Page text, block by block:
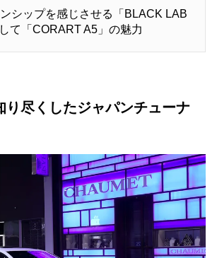
シップを感じさせる「BLACK LAB
て「CORART A5」の魅力
り尽くしたジャパンチューナ